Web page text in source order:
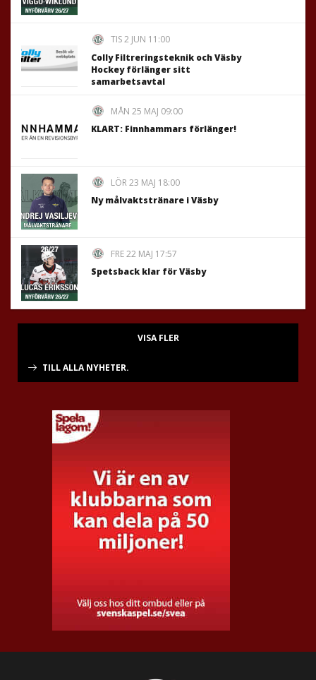
TIS 2 JUN 11:00
Colly Filtreringsteknik och Väsby
Hockey förlänger sitt
samarbetsavtal
MÅN 25 MAJ 09:00
KLART: Finnhammars förlänger!
LÖR 23 MAJ 18:00
Ny målvaktstränare i Väsby
FRE 22 MAJ 17:57
Spetsback klar för Väsby
VISA FLER
TILL ALLA NYHETER.